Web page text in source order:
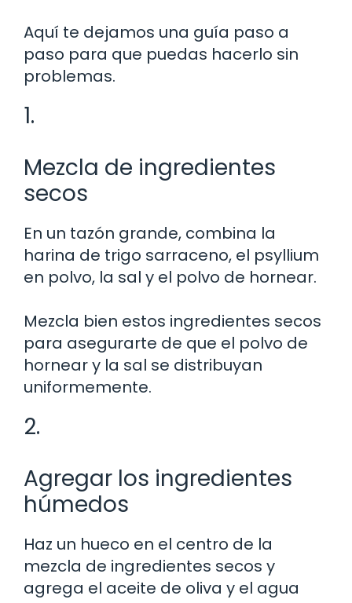
Aquí te dejamos una guía paso a
paso para que puedas hacerlo sin
problemas.
1.
Mezcla de ingredientes
secos
En un tazón grande, combina la
harina de trigo sarraceno, el psyllium
en polvo, la sal y el polvo de hornear.
Mezcla bien estos ingredientes secos
para asegurarte de que el polvo de
hornear y la sal se distribuyan
uniformemente.
2.
Agregar los ingredientes
húmedos
Haz un hueco en el centro de la
mezcla de ingredientes secos y
agrega el aceite de oliva y el agua